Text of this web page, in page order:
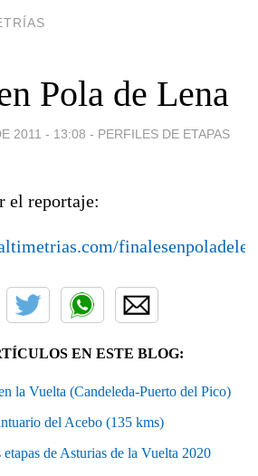
Pola de Lena
2011 - 13:08 - PERFILES DE ETAPAS
el reportaje:
EN ESTE BLOG:
la Vuelta (Candeleda-Puerto del Pico)
del Acebo (135 kms)
de Asturias de la Vuelta 2020